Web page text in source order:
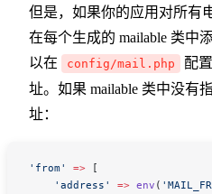
但是，如果你的应用对所有
在每个生成的 mailable 类中
以在
config/mail.php
配
址。如果 mailable 类中没有
址：
'from' => [
    'address'
=> env (